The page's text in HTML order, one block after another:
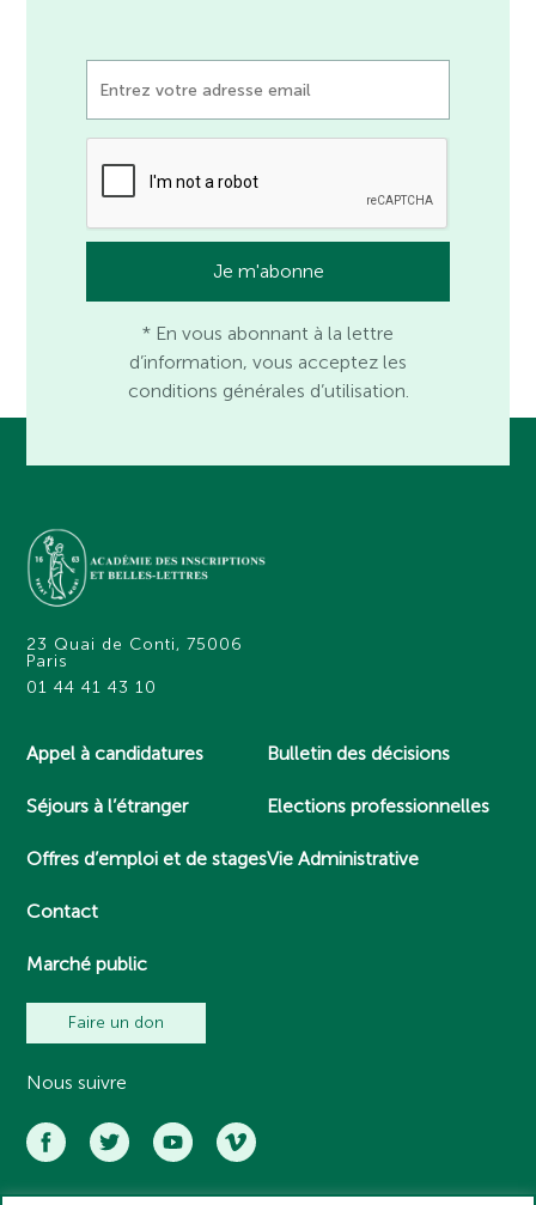
* En vous abonnant à la lettre
d’information, vous acceptez les
conditions générales d’utilisation.
23 Quai de Conti, 75006
Paris
01 44 41 43 10
Appel à candidatures
Séjours à l’étranger
Offres d’emploi et de stages
Contact
Marché public
Bulletin des décisions
Elections professionnelles
Vie Administrative
Faire un don
Nous suivre